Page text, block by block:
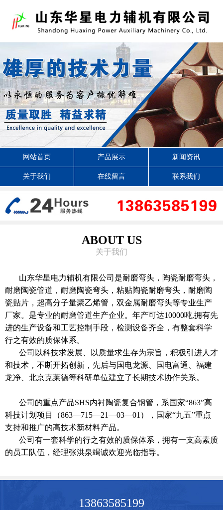
网站首页 产品展示 新闻资讯
关于我们 在线留言 联系我们
ABOUT US
关于我们
山东华星电力辅机有限公司是耐磨弯头，陶瓷耐磨弯头，
耐磨陶瓷管道，耐磨陶瓷弯头，粘贴陶瓷耐磨弯头，耐磨陶
瓷贴片，超高分子量聚乙烯管，双金属耐磨弯头等专业生产
厂家。是专业的耐磨管道生产企业。年产可达10000吨,拥有先
进的生产设备和工艺控制手段，检测设备齐全，有整套科学
行之有效的质保体系。
公司以科技求发展、以质量求生存为宗旨，积极引进人才
和技术，不断开拓创新，先后与国电龙源、国电富通、福建
龙净、北京克莱德等科研单位建立了长期技术协作关系。
公司的重点产品SHS内衬陶瓷复合钢管，系国家“863”高
科技计划项目（863—715—21—03—01），国家“九五”重点
支持和推广的高技术新材料产品。
公司有一套科学的行之有效的质保体系，拥有一支高素质
的员工队伍，经理张洪泉竭诚欢迎光临指导。
13863585199